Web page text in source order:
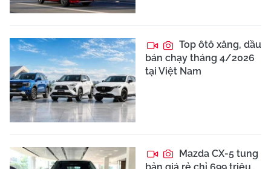
Top ôtô xăng, dầu
bán chạy tháng 4/2026
tại Việt Nam
Mazda CX-5 tung
bản giá rẻ chỉ 699 triệu,